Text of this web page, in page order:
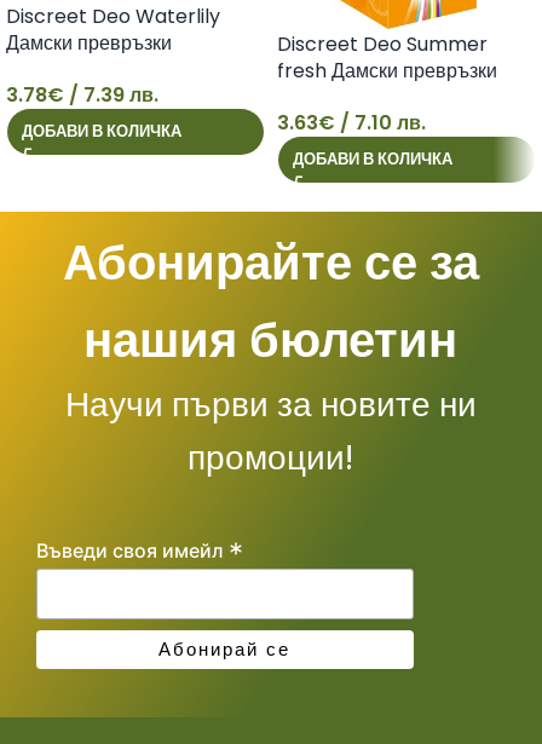
3
Discreet Deo Waterlily
Дамски превръзки
3.78€ / 7.39 лв.
ДОБАВИ В КОЛИЧКА 3
Discreet Deo Summer
fresh Дамски превръзки
3.63€ / 7.10 лв.
ДОБАВИ В КОЛИЧКА
Абонирайте се за
нашия бюлетин
Научи първи за новите ни
промоции!
Въведи своя имейл *